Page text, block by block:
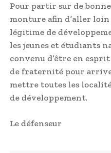
Pour partir sur de
monture afin d’aller
légitime de
les jeunes et étudiants
convenu d’être en
de fraternité pour
mettre toutes les
de développement.
Le défenseur